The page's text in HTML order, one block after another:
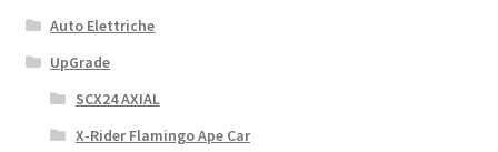
Auto Elettriche
UpGrade
SCX24 AXIAL
X-Rider Flamingo Ape Car